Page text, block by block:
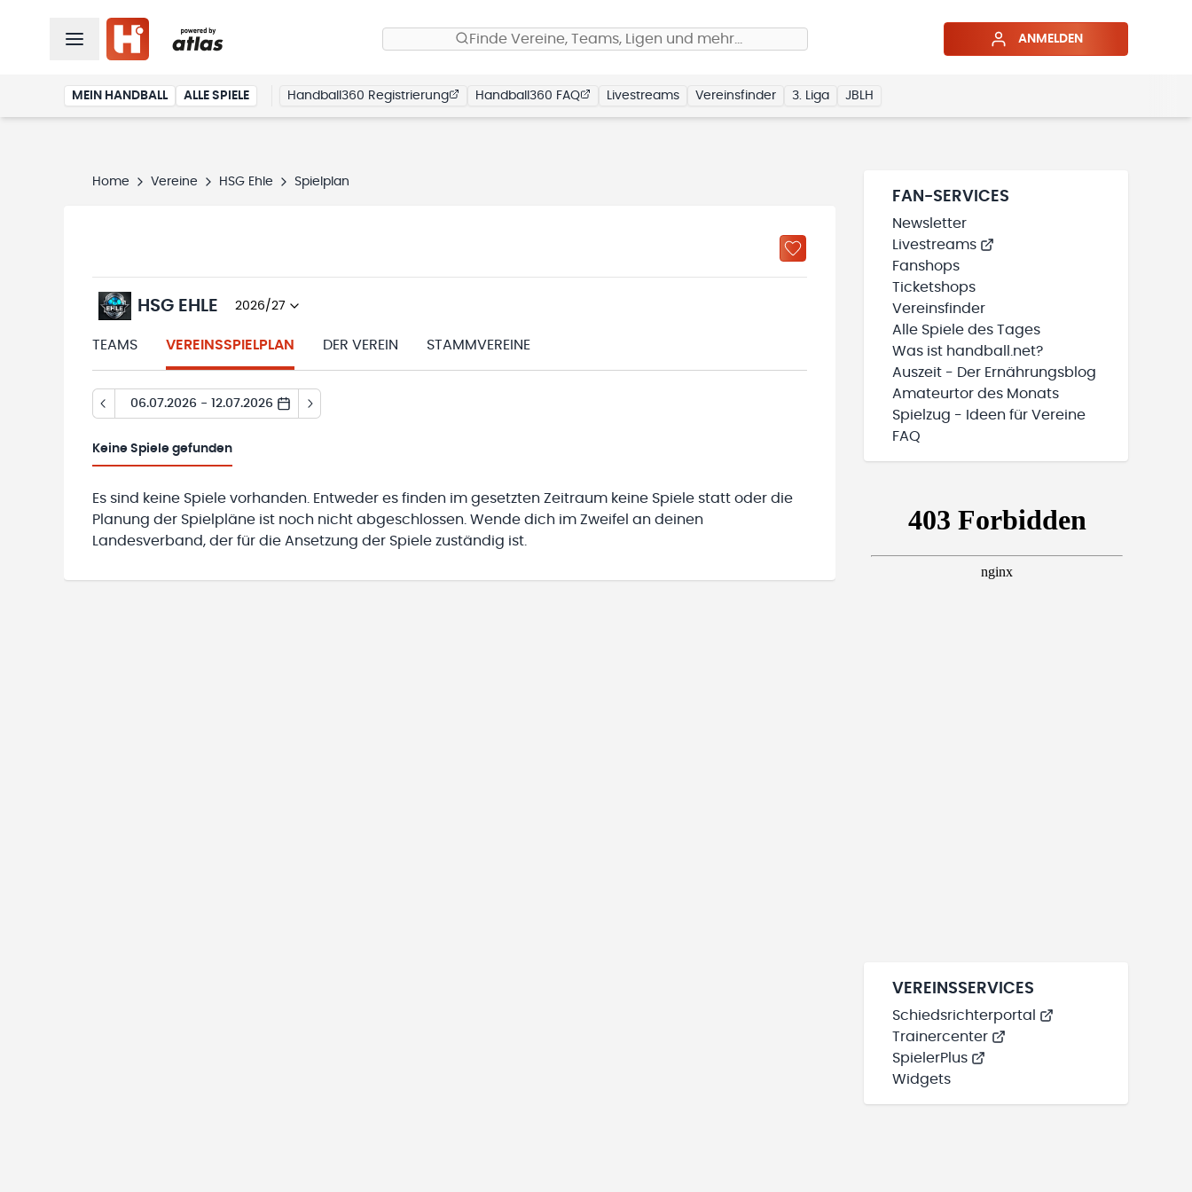
Finde Vereine, Teams, Ligen und mehr… ANMELDEN
MEIN HANDBALL ALLE SPIELE Handball360 Registrierung Handball360 FAQ Livestreams Vereinsfinder 3. Liga JBLH
Home Vereine HSG Ehle Spielplan
HSG EHLE 2026/27
TEAMS VEREINSSPIELPLAN DER VEREIN STAMMVEREINE
06.07.2026 - 12.07.2026
Keine Spiele gefunden
Es sind keine Spiele vorhanden. Entweder es finden im gesetzten Zeitraum keine Spiele statt oder die
Planung der Spielpläne ist noch nicht abgeschlossen. Wende dich im Zweifel an deinen
Landesverband, der für die Ansetzung der Spiele zuständig ist.
FAN-SERVICES
Newsletter
Livestreams
Fanshops
Ticketshops
Vereinsfinder
Alle Spiele des Tages
Was ist handball.net?
Auszeit - Der Ernährungsblog
Amateurtor des Monats
Spielzug - Ideen für Vereine
FAQ
VEREINSSERVICES
Schiedsrichterportal
Trainercenter
SpielerPlus
Widgets